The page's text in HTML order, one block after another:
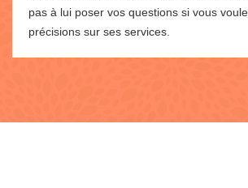
pas à lui poser vos questions si vous
précisions sur ses services.